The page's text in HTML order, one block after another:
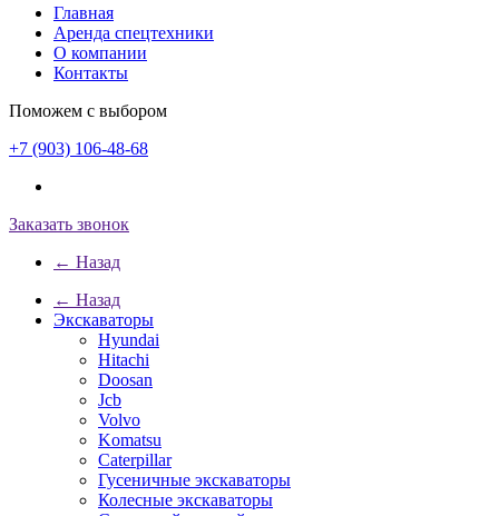
Главная
Аренда спецтехники
О компании
Контакты
Поможем с выбором
+7 (903) 106-48-68
Заказать звонок
← Назад
← Назад
Экскаваторы
Hyundai
Hitachi
Doosan
Jcb
Volvo
Komatsu
Caterpillar
Гусеничные экскаваторы
Колесные экскаваторы